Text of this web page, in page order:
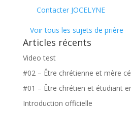
Contacter JOCELYNE
Voir tous les sujets de prière
Articles récents
Video test
#02 – Être chrétienne et mère
#01 – Être chrétien et étudiant
Introduction officielle